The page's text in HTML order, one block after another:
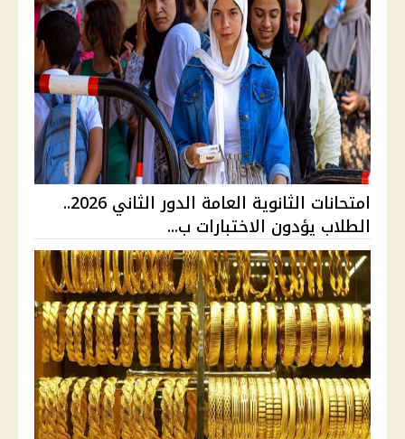
امتحانات الثانوية العامة الدور الثاني 2026..
الطلاب يؤدون الاختبارات ب...